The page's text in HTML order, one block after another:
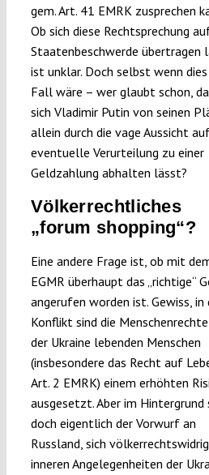
gem. Art. 41 EMRK zusprechen
Ob sich diese Rechtsprechung
Staatenbeschwerde übertragen
ist unklar. Doch selbst wenn
Fall wäre – wer glaubt schon,
sich Vladimir Putin von seinen
allein durch die vage Aussicht
eventuelle Verurteilung zu einer
Geldzahlung abhalten lässt?
Völkerrechtliches
„forum shopping“?
Eine andere Frage ist, ob mit
EGMR überhaupt das „richtige“
angerufen worden ist. Gewiss, in
Konflikt sind die
der Ukraine lebenden Menschen
(insbesondere das Recht auf
Art. 2 EMRK) einem erhöhten
ausgesetzt. Aber im
doch eigentlich der Vorwurf an
Russland, sich
inneren Angelegenheiten der